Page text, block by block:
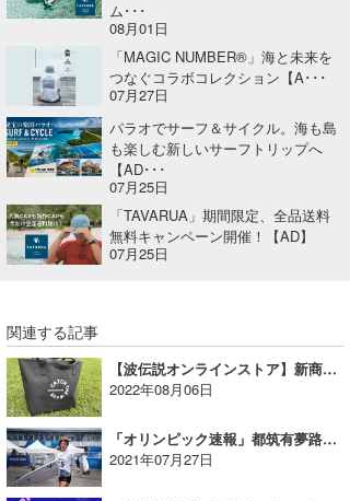
ム･･･
08月01日
「MAGIC NUMBER®」海と未来を
つなぐコラボコレクション【A･･･
07月27日
パラオでサーフ＆サイクル。海も島
も楽しむ新しいサーフトリップへ
【AD･･･
07月25日
「TAVARUA」期間限定、全品送料
無料キャンペーン開催！【AD】
07月25日
関連する記事
【波伝説オンラインストア】新商品「ウェットマルチトートバッグ」を追加！
2022年08月06日
「オリンピック速報」都筑有夢路選手はセミファイナルへ進出！
2021年07月27日